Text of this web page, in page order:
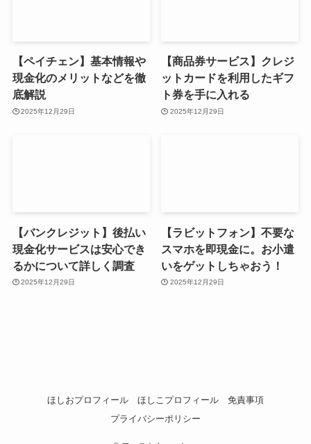
【ペイチェン】基本情報や
現金化のメリットなどを徹
底解説
2025年12月29日
【商品券サービス】クレジ
ットカードを利用したギフ
ト券を手に入れる
2025年12月29日
【バンクレジット】後払い
現金化サービスは安心でき
るかについて詳しく調査
2025年12月29日
【ラビットフォン】不要な
スマホを即現金に。お小遣
いをゲットしちゃおう！
2025年12月29日
ほしおプロフィール ほしこプロフィール
免責事項
プライバシーポリシー